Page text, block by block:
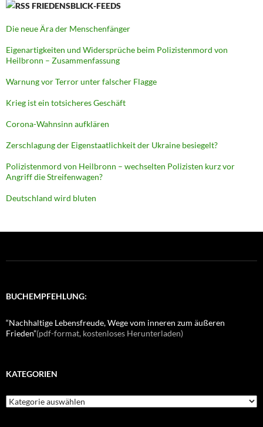
FRIEDENSBLICK-FEEDS
Die neue Ära der Menschenfänger
Eigenartigkeiten und Widersprüche beim Polizistenmord von
Heilbronn – Zusammenfassung
Warnung vor Terror unter falscher Flagge
Krieg ist ein totsicheres Geschäft
Corona-Wahnsinn aufklären
Zerschlagung der Eigenstaatlichkeit der Ukraine besiegelt?
Polizistenmord von Heilbronn – wechselten Polizisten kurz vor
Angriff die Streifenwagen?
Deutschland wird bluten
BUCHEMPFEHLUNG:
“Nachhaltige Lebensfreude, Wege vom inneren zum äußeren
Frieden”(pdf-format, kostenloses Herunterladen)
KATEGORIEN
K